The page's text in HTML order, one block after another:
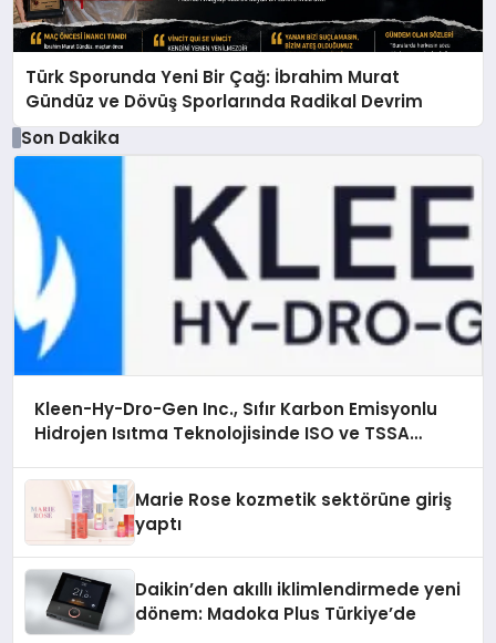
Türk Sporunda Yeni Bir Çağ: İbrahim Murat
Gündüz ve Dövüş Sporlarında Radikal Devrim
Son Dakika
Kleen-Hy-Dro-Gen Inc., Sıfır Karbon Emisyonlu
Hidrojen Isıtma Teknolojisinde ISO ve TSSA
Marie Rose kozmetik sektörüne giriş
yaptı
Daikin’den akıllı iklimlendirmede yeni
dönem: Madoka Plus Türkiye’de